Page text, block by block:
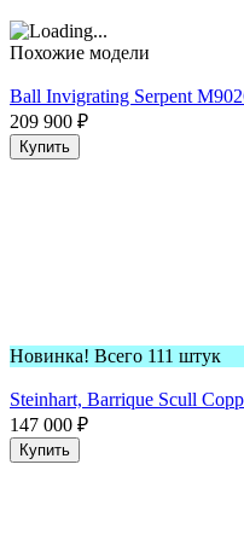
Похожие модели
Ball Invigrating Serpent
209 900 ₽
Купить
Новинка! Всего 111 штук
Steinhart, Barrique Scull
147 000 ₽
Купить